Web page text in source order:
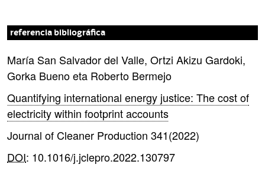
referencia bibliográfica
María San Salvador del Valle, Ortzi Akizu Gardoki,
Gorka Bueno eta Roberto Bermejo
Quantifying international energy justice: The cost of
electricity within footprint accounts
Journal of Cleaner Production 341(2022)
DOI: 10.1016/j.jclepro.2022.130797